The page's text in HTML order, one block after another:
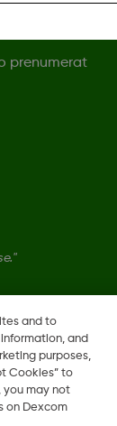
prenumerat
and to
and
purposes,
Cookies” to
you may not
on Dexcom